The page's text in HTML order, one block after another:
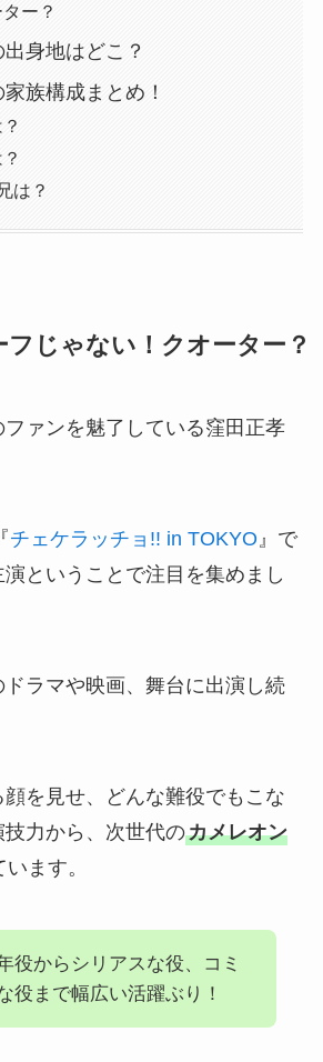
ー？
身地はどこ？
族構成まとめ！
は？
フじゃない！クオーター？
ァンを魅了している窪田正孝
チェケラッチョ!! in TOKYO』で
ということで注目を集めまし
ラマや映画、舞台に出演し続
を見せ、どんな難役でもこな
技力から、次世代のカメレオン
ます。
役からシリアスな役、コミ
役まで幅広い活躍ぶり！